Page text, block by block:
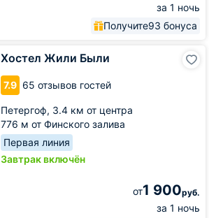
за 1 ночь
Получите93 бонуса
Хостел Жили Были
7.9 65 отзывов гостей
Петергоф, 3.4 км от центра
776 м от Финского залива
Первая линия
Завтрак включён
от1 900руб.
за 1 ночь